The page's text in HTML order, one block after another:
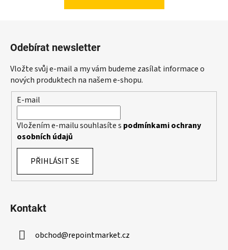
Odebírat newsletter
Vložte svůj e-mail a my vám budeme zasílat informace o
nových produktech na našem e-shopu.
E-mail
Vložením e-mailu souhlasíte s podmínkami ochrany
osobních údajů
PŘIHLÁSIT SE
Kontakt
obchod@repointmarket.cz